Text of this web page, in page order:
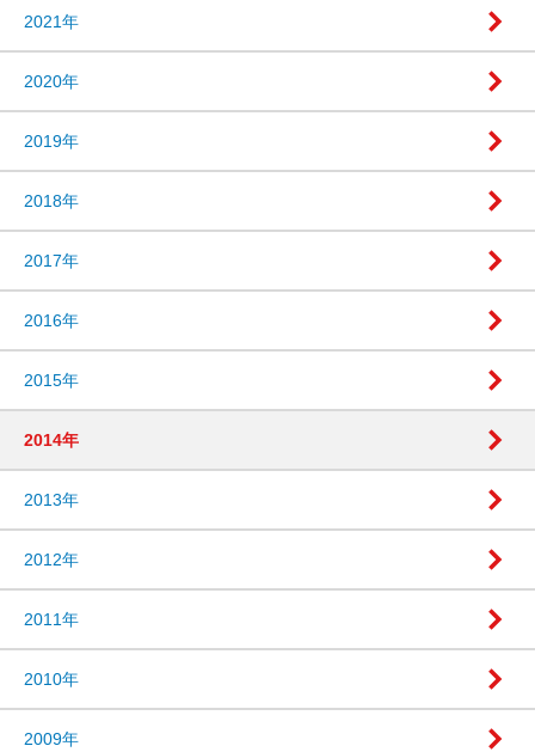
2021年
2020年
2019年
2018年
2017年
2016年
2015年
2014年
2013年
2012年
2011年
2010年
2009年